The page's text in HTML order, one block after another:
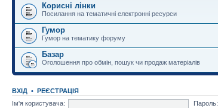
Корисні лінки
Посилання на тематичні електронні ресурси
Гумор
Гумор на тематику форуму
Базар
Оголошення про обмін, пошук чи продаж матеріалів
ВХІД • РЕЄСТРАЦІЯ
Ім'я користувача:
Пароль: